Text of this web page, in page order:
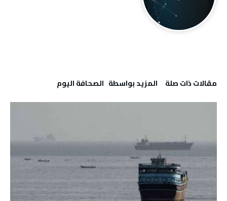
‫مقالات ذات صلة‬ ‫‫المزيد بواسطة‬ ‬ ‭ ‬الصحافة‭ ‬اليوم